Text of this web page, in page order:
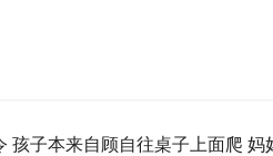
孩子本来自顾自往桌子上面爬